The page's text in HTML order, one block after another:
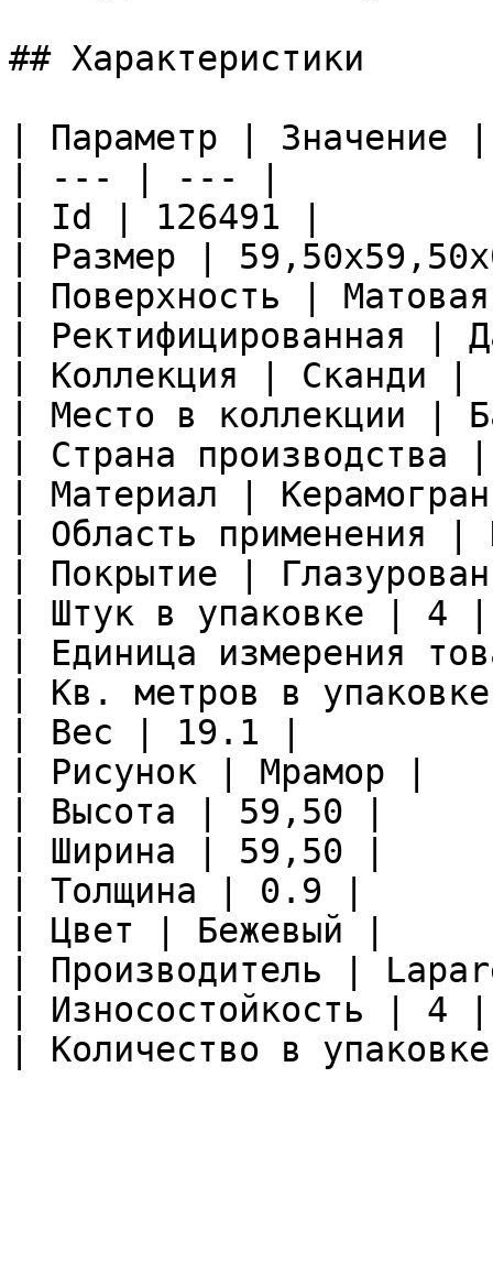
## Характеристики
| Параметр | Значение |
| --- | --- |
| Id | 126491 |
| Размер |
| Поверхность |
| Ректифицированная |
| Коллекция | Сканди |
| Место в коллекции |
| Страна
| Материал |
| Область применения
| Покрытие |
| Штук в упаковке | 4 |
| Единица измерения
| Кв. метров в
| Вес | 19.1 |
| Рисунок | Мрамор |
| Высота | 59,50 |
| Ширина | 59,50 |
| Толщина | 0.9 |
| Цвет | Бежевый |
| Производитель |
| Износостойкость | 4 |
| Количество в